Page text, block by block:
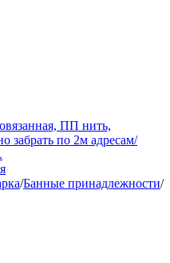
ПП нить,
забрать по 2м адресам/
/Банные принадлежности/